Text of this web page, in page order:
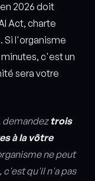
2026 doit
Act, charte
Si l'organisme
minutes, c'est un
sera votre
demandeztrois
à la vôtre
ne peut
c'est qu'il n'a pas